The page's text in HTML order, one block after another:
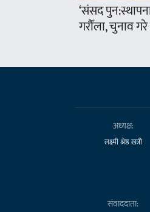
‘संसद
गरौँला, चुनाव
अध्यक्ष:
लक्ष्मी श्रेष्ठ खत्री
संवाददाता: